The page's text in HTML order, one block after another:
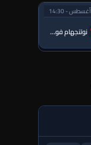
نوتنجهام فورست